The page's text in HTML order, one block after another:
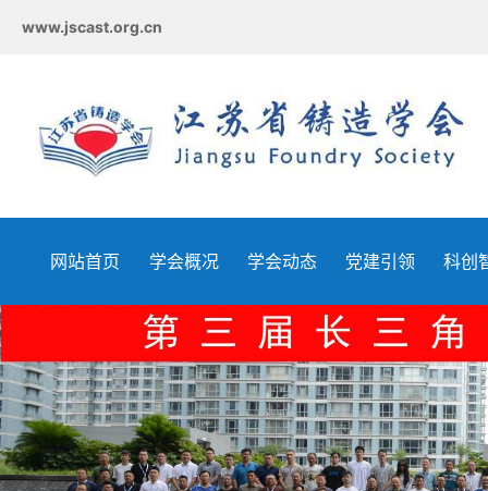
www.jscast.org.cn
网站首页 学会概况 学会动态 党建引领 科创